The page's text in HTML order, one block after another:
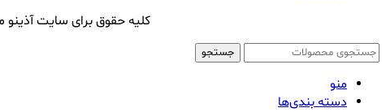
کلیه حقوق برای سایت
جستجو
منو
دسته بندی‌ها